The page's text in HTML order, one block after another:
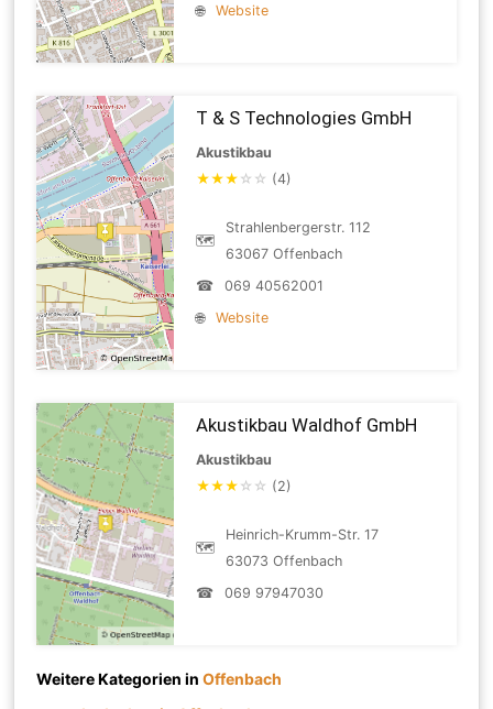
🌐
Website
T & S Technologies GmbH
Akustikbau
★★★ ☆ ☆ (4)
🗺
Strahlenbergerstr. 112
63067 Offenbach
☎
069 40562001
🌐
Website
Akustikbau Waldhof GmbH
Akustikbau
★★★ ☆ ☆ (2)
🗺
Heinrich-Krumm-Str. 17
63073 Offenbach
☎
069 97947030
Weitere Kategorien inOffenbach